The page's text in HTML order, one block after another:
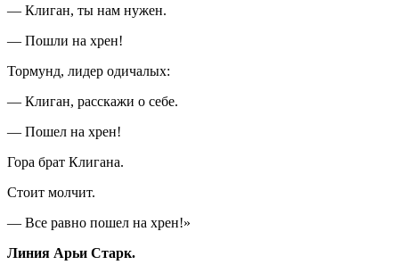
— Клиган, ты нам нужен.
— Пошли на хрен!
Тормунд, лидер одичалых:
— Клиган, расскажи о себе.
— Пошел на хрен!
Гора брат Клигана.
Стоит молчит.
— Все равно пошел на хрен!»
Линия Арьи Старк.